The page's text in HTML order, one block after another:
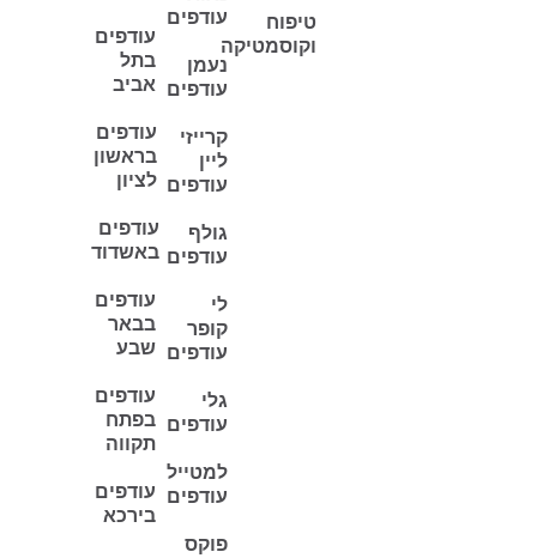
טיפוח
וקוסמטיקה
עודפים
נעמן
עודפים
קרייזי
ליין
עודפים
גולף
עודפים
לי
קופר
עודפים
גלי
עודפים
למטייל
עודפים
פוקס
עודפים
בתל
אביב
עודפים
בראשון
לציון
עודפים
באשדוד
עודפים
בבאר
שבע
עודפים
בפתח
תקווה
עודפים
בירכא